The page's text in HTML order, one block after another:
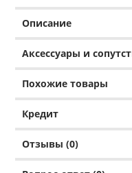
Описание
Аксессуары и
Похожие товары
Кредит
Отзывы (0)